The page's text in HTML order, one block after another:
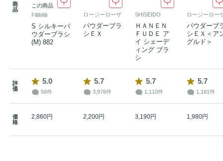
商
品
この商品
FilliMilli
S シルキーパ
ウダーブラシ
(M) 882
ロージーローザ
パウダーブラ
シＥＸ
SHISEIDO
ＨＡＮＥＮ
ＦＵＤＥ ア
イ シェーデ
ィング ブラ
シ
ロージーロー
パウダーブ
シＥＸ＜ア
グルド＞
評
価
5.0
58件
5.7
3,976件
5.7
1,110件
5.7
1,181件
価
格
2,860円 2,200円 3,190円 1,980円